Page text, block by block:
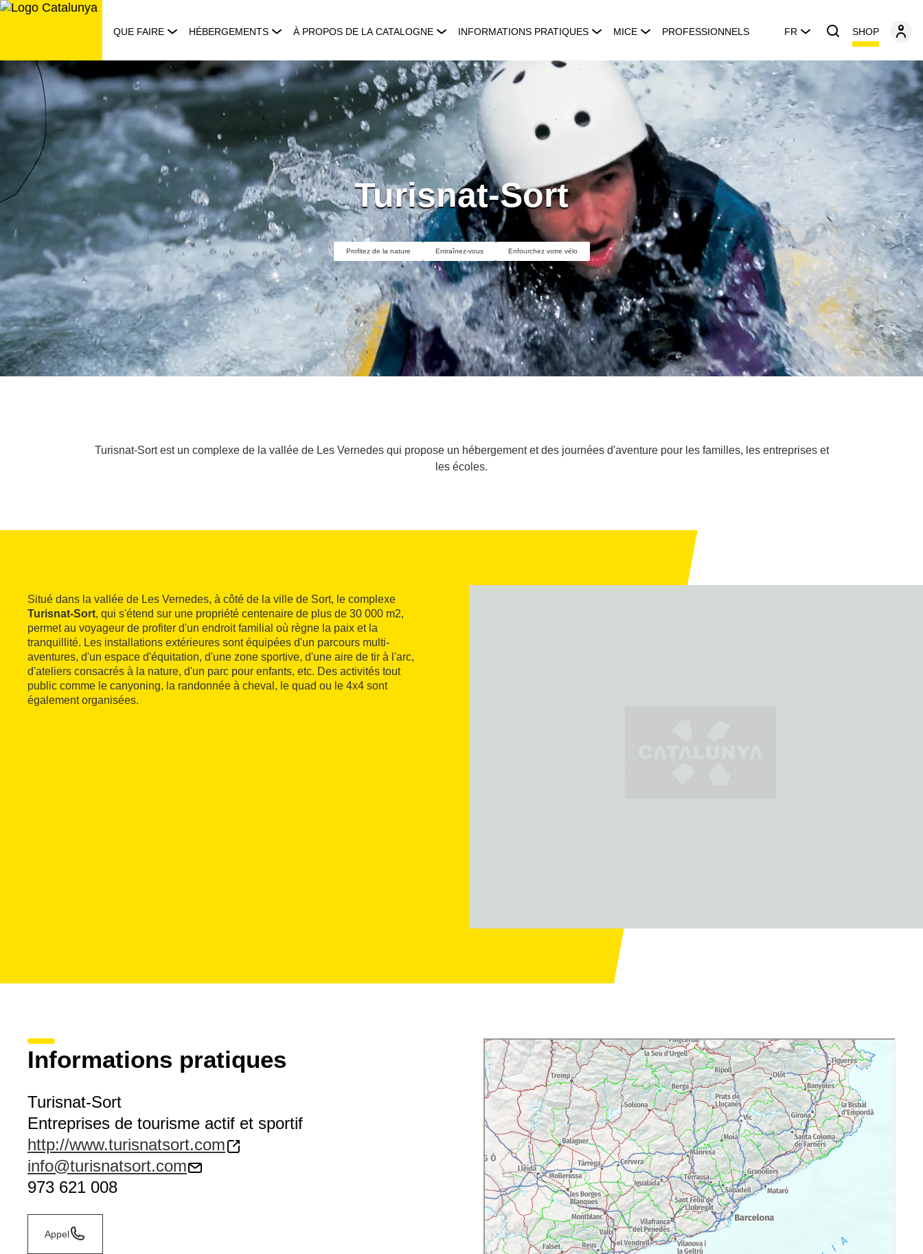
Aller
QUE FAIRE HÉBERGEMENTS À PROPOS DE LA CATALOGNE INFORMATIONS PRATIQUES MICE PROFESSIONNELS FR SHOP
Turisnat-Sort
Profitez de la nature Entraînez-vous Enfourchez votre vélo
Turisnat-Sort est un complexe de la vallée de Les Vernedes qui propose un hébergement et des journées d'aventure pour les familles, les entreprises et
les écoles.
Situé dans la vallée de Les Vernedes, à côté de la ville de Sort, le complexe
Turisnat-Sort, qui s'étend sur une propriété centenaire de plus de 30 000 m2,
permet au voyageur de profiter d'un endroit familial où règne la paix et la
tranquillité. Les installations extérieures sont équipées d'un parcours multi-
aventures, d'un espace d'équitation, d'une zone sportive, d'une aire de tir à l'arc,
d'ateliers consacrés à la nature, d'un parc pour enfants, etc. Des activités tout
public comme le canyoning, la randonnée à cheval, le quad ou le 4x4 sont
également organisées.
Informations pratiques
Turisnat-Sort
Entreprises de tourisme actif et sportif
http://www.turisnatsort.com
info@turisnatsort.com
973 621 008
Appel